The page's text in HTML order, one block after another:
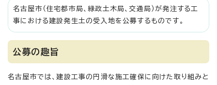
名古屋市（住宅都市局、緑政土木局、交通局）が発注する工
事における建設発生土の受入地を公募するものです。
公募の趣旨
名古屋市では、建設工事の円滑な施工確保に向けた取り組みと